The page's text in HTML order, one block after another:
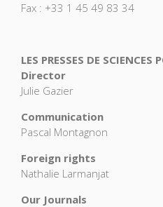
Fax : +33 1 45 49 83 34
LES PRESSES DE SCIENCES
Director
Julie Gazier
Communication
Pascal Montagnon
Foreign rights
Nathalie Larmanjat
Our Journals